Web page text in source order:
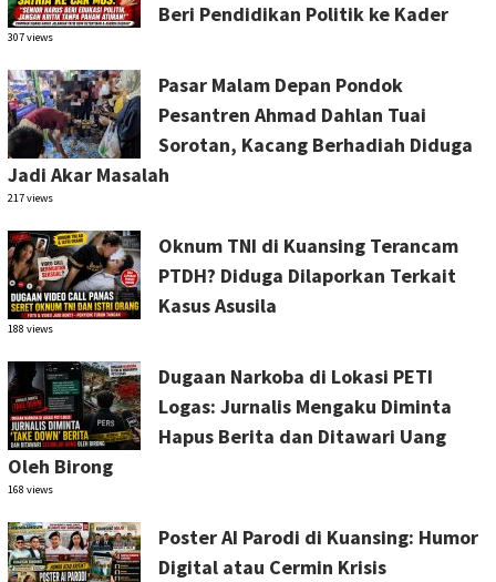
Beri Pendidikan Politik ke Kader
307 views
Pasar Malam Depan Pondok
Pesantren Ahmad Dahlan Tuai
Sorotan, Kacang Berhadiah Diduga
Jadi Akar Masalah
217 views
Oknum TNI di Kuansing Terancam
PTDH? Diduga Dilaporkan Terkait
Kasus Asusila
188 views
Dugaan Narkoba di Lokasi PETI
Logas: Jurnalis Mengaku Diminta
Hapus Berita dan Ditawari Uang
Oleh Birong
168 views
Poster AI Parodi di Kuansing: Humor
Digital atau Cermin Krisis